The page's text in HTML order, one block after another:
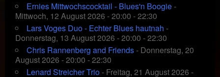
Ernies Mittwochscocktail - Blues'n Boogie-
Mittwoch, 12 August 2026 - 20:00 - 22:30
Lars Voges Duo - Echter Blues hautnah -
Donnerstag, 13 August 2026 - 20:00 - 22:30
Chris Rannenberg and Friends- Donnerstag, 20
August 2026 - 20:00 - 22:30
Lenard Streicher Trio- Freitag, 21 August 2026 -